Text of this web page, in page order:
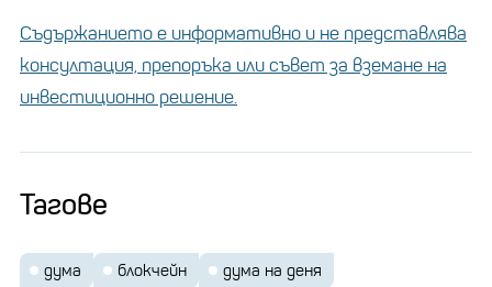
Съдържанието е информативно и не представлява
консултация, препоръка или съвет за вземане на
инвестиционно решение.
Тагове
дума блокчейн дума на деня